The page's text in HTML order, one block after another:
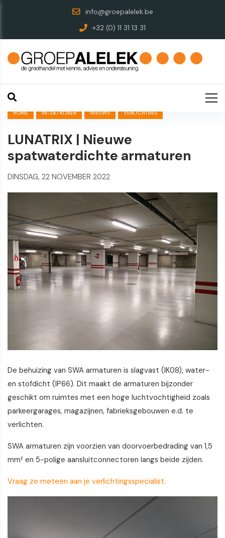
info@groepalelek.be
+32 (0) 11 31 13 31
HOME IN-DE-KIJKER NIEUWS VERLICHTING
LUNATRIX | Nieuwe
spatwaterdichte armaturen
DINSDAG, 22 NOVEMBER 2022
De behuizing van SWA armaturen is slagvast (IK08), water-
en stofdicht (IP66). Dit maakt de armaturen bijzonder
geschikt om ruimtes met een hoge luchtvochtigheid zoals
parkeergarages, magazijnen, fabrieksgebouwen e.d. te
verlichten.
SWA armaturen zijn voorzien van doorvoerbedrading van 1,5
mm² en 5-polige aansluitconnectoren langs beide zijden.
Vraag ze meteen aan je verlichtingsspecialist.